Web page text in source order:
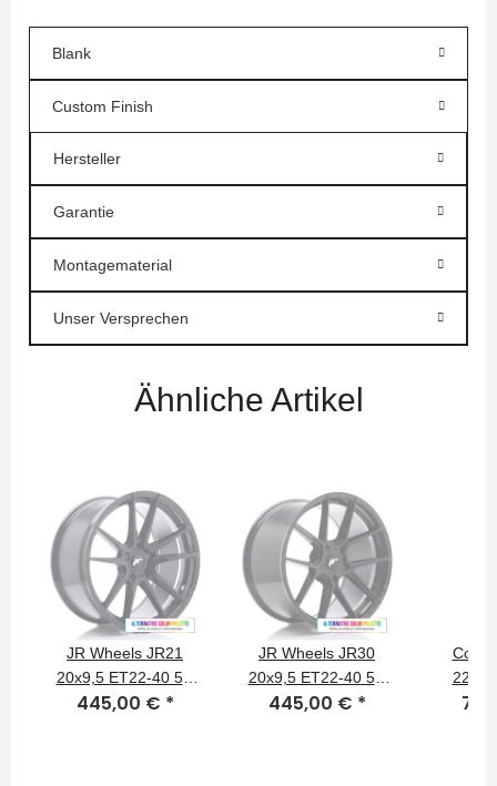
Blank
Custom Finish
Hersteller
Garantie
Montagematerial
Unser Versprechen
Ähnliche Artikel
JR Wheels JR21
20x9,5 ET22-40 5H
BLANK Custom Finish
445,00 € *
JR Wheels JR30
20x9,5 ET22-40 5H
BLANK Custom Finish
445,00 € *
BLANK